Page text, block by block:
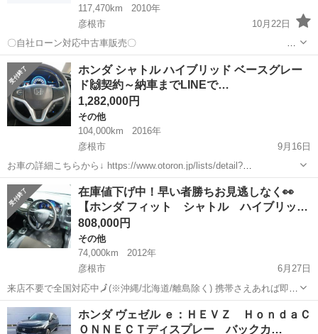
117,470km
2010年
彦根市
10月22日
〇自社ローン対応中古車販売〇 ☆
どなたでもローン対応可能☆ ■車両本体価格：
350,000円 ■メーカー名：ホンダ ■車種名：エアウェイブM ■排気量：
1,5...
滋賀 彦根市 その他 エアウェイブ
ホンダ シャトル ハイブリッド ベースグレー
ド🙌契約～納車までLINEで…
1,282,000円
その他
104,000km
2016年
彦根市
9月16日
お車の詳細こちらから↓ https://www.otoron.jp/lists/detail?
carno=040022 来店不要で全国対応中🗾(※沖縄/北海道/離島除く) 携帯
さえあれば即日審査・契約もできちゃう✨...
滋賀 彦根市 その他 シャトル
在庫値下げ中！早い者勝ちお見逃しなく👀
【ホンダ フィット シャトル ハイブリッ…
808,000円
その他
74,000km
2012年
彦根市
6月27日
来店不要で全国対応中🗾(※沖縄/北海道/離島除く) 携帯さえあれば即日
審査・契約もできちゃう✨ お車の詳細こちらから↓
https://www.otoron.jp/lists/detail?carno=038694...
滋賀 彦根市 その他 オトロン
ホンダ ヴェゼル ｅ：ＨＥＶＺ ＨｏｎｄａＣ
ＯＮＮＥＣＴディスプレー バックカ…